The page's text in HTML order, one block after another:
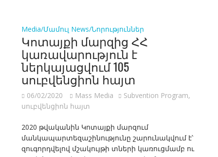
Media/Մամուլ News/Նորություններ
Կոտայքի մարզից ՀՀ
կառավարություն է
ներկայացվում 105
սուբվենցիոն հայտ
06/02/2020 Mass Media Subvention Program,
սուբվենցիոն հայտ
2020 թվականին Կոտայքի մարզում
մանկապարտեզաշինությունը շարունակվում է՝
զուգորդվելով մշակույթի տների կառուցմամբ ու